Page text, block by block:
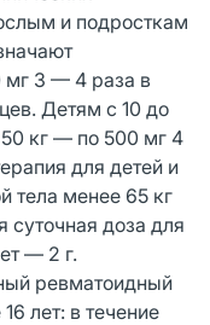
и подросткам
3 — 4 раза в
Детям с 10 до
50 кг — по 500 мг 4
для детей и
тела менее 65 кг
доза для
— 2 г.
ревматоидный
лет: в течение